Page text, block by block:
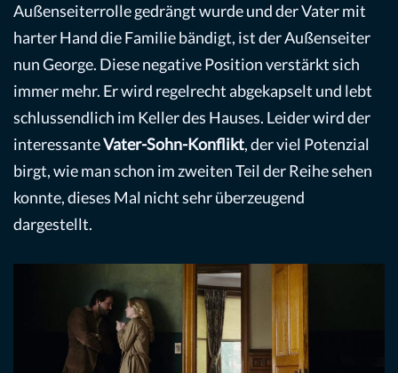
Außenseiterrolle gedrängt wurde und der Vater mit
harter Hand die Familie bändigt, ist der Außenseiter
nun George. Diese negative Position verstärkt sich
immer mehr. Er wird regelrecht abgekapselt und lebt
schlussendlich im Keller des Hauses. Leider wird der
interessanteVater-Sohn-Konflikt, der viel Potenzial
birgt, wie man schon im zweiten Teil der Reihe sehen
konnte, dieses Mal nicht sehr überzeugend
dargestellt.